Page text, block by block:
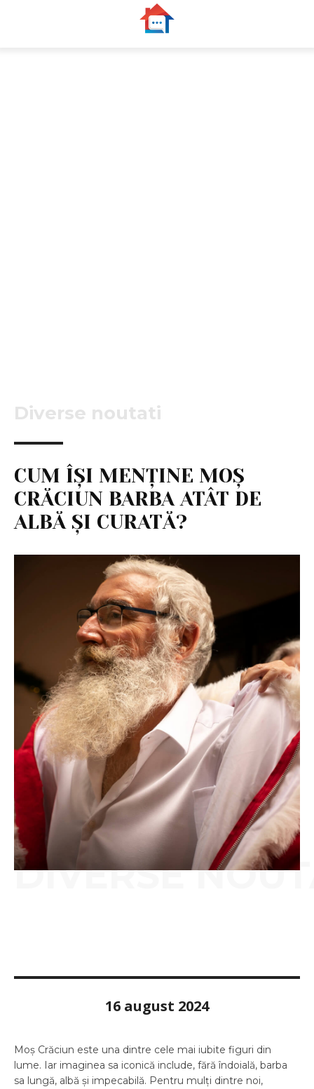
Diverse noutati
CUM ÎȘI MENȚINE MOȘ
CRĂCIUN BARBA ATÂT DE
ALBĂ ȘI CURATĂ?
DIVERSE
16 august 2024
Moș Crăciun este una dintre cele mai iubite figuri din
lume. Iar imaginea sa iconică include, fără îndoială, barba
sa lungă, albă și impecabilă. Pentru mulți dintre noi,